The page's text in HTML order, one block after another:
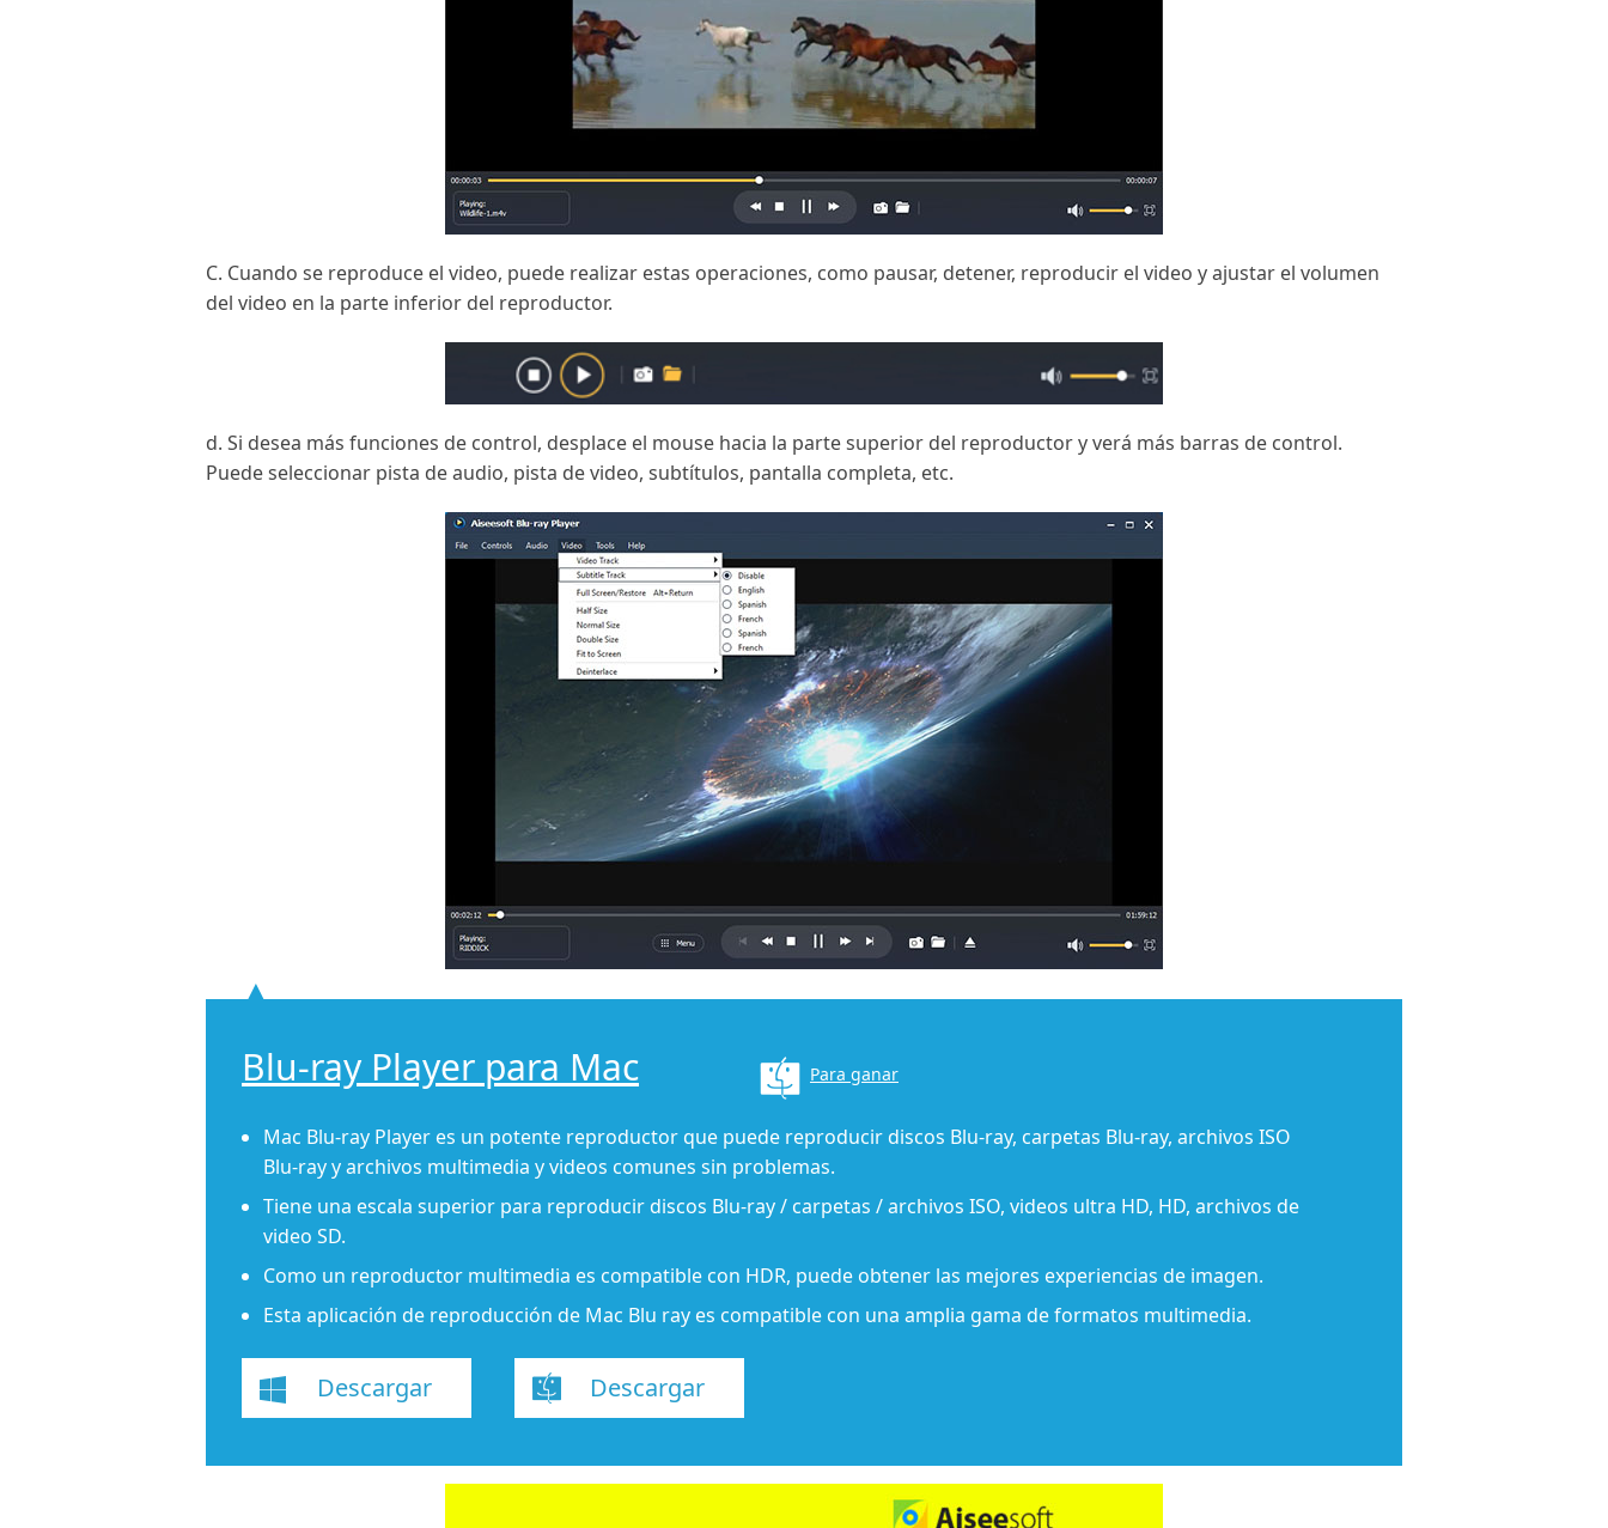
C. Cuando se reproduce el video, puede realizar estas operaciones, como pausar, detener, reproducir el video y ajustar el volumen
del video en la parte inferior del reproductor.
d. Si desea más funciones de control, desplace el mouse hacia la parte superior del reproductor y verá más barras de control.
Puede seleccionar pista de audio, pista de video, subtítulos, pantalla completa, etc.
Blu-ray Player para Mac Para ganar
Mac Blu-ray Player es un potente reproductor que puede reproducir discos Blu-ray, carpetas Blu-ray, archivos ISO
Blu-ray y archivos multimedia y videos comunes sin problemas.
Tiene una escala superior para reproducir discos Blu-ray / carpetas / archivos ISO, videos ultra HD, HD, archivos de
video SD.
Como un reproductor multimedia es compatible con HDR, puede obtener las mejores experiencias de imagen.
Esta aplicación de reproducción de Mac Blu ray es compatible con una amplia gama de formatos multimedia.
Descargar Descargar